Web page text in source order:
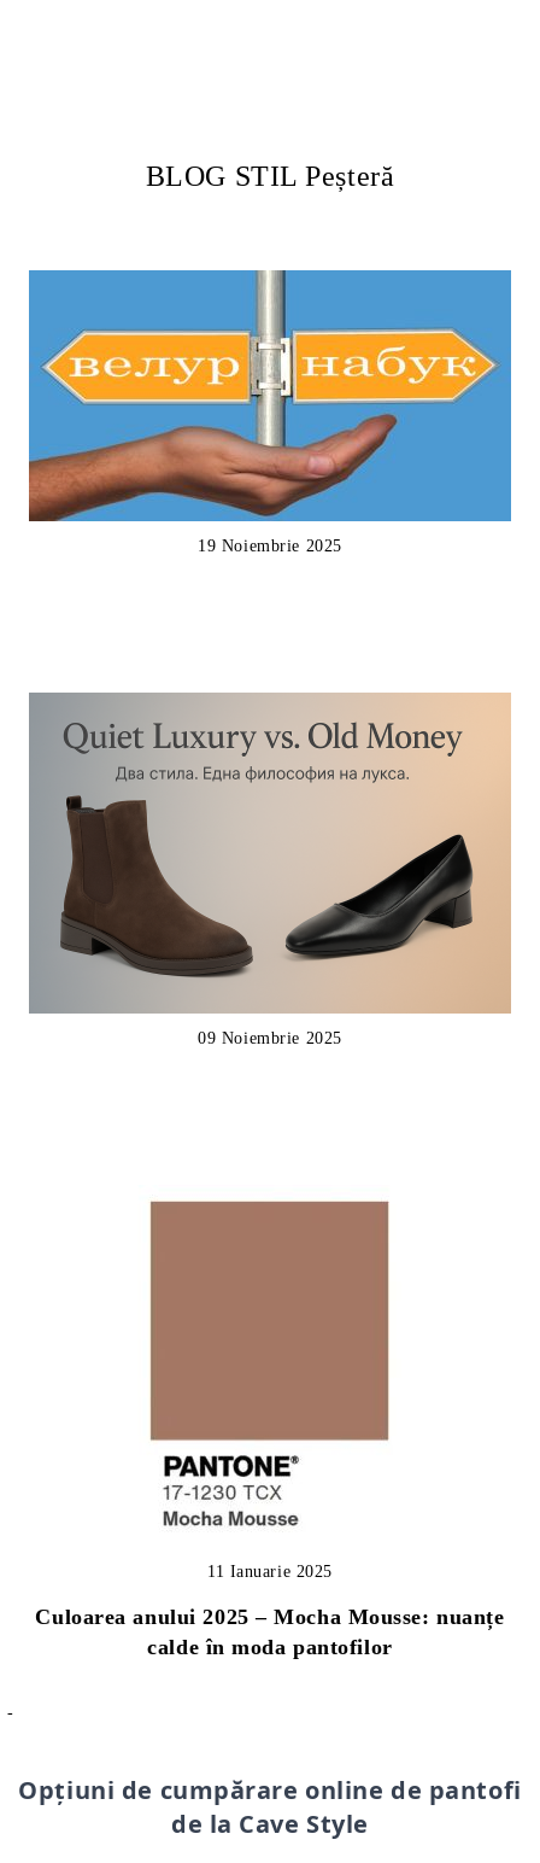
BLOG STIL Peșteră
19 Noiembrie 2025
09 Noiembrie 2025
Culoarea anului 2025 – Mocha Mousse: nuanțe
calde în moda pantofilor
11 Ianuarie 2025
-
Opțiuni de cumpărare online de pantofi
de la Cave Style